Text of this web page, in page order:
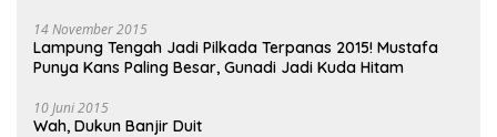
14 November 2015
Lampung Tengah Jadi Pilkada Terpanas 2015! Mustafa
Punya Kans Paling Besar, Gunadi Jadi Kuda Hitam
10 Juni 2015
Wah, Dukun Banjir Duit